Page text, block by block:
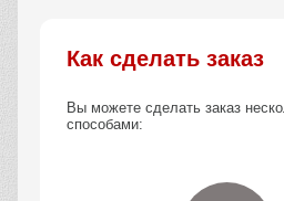
Как сделать заказ
Вы можете сделать заказ
способами: